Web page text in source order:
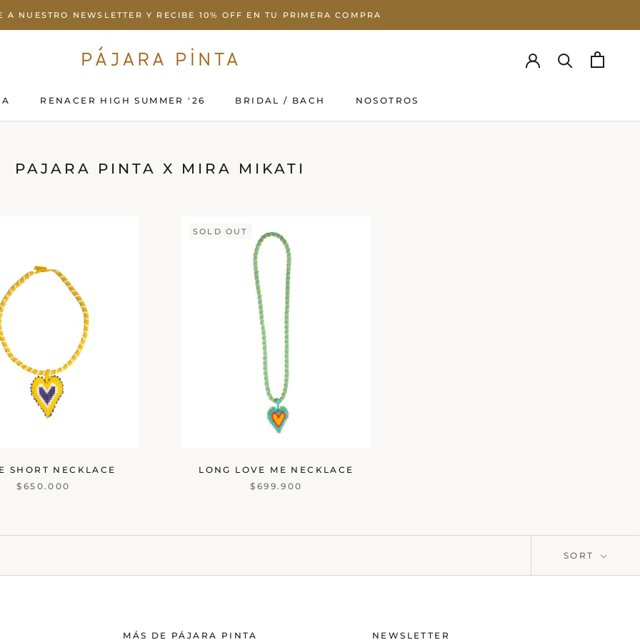
A NUESTRO NEWSLETTER Y RECIBE 10% OFF EN TU PRIMERA COMPRA
RENACER HIGH SUMMER '26
BRIDAL / BACH
NOSOTROS
PAJARA PINTA X MIRA MIKATI
SHORT NECKLACE
$650.000
SOLD OUT
LONG LOVE ME NECKLACE
$699.900
SORT
MÁS DE PÁJARA PINTA NEWSLETTER